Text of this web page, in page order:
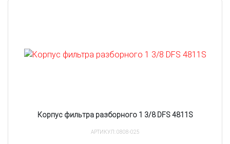
Корпус фильтра разборного 1 3/8 DFS 4811S
АРТИКУЛ: 0808-025